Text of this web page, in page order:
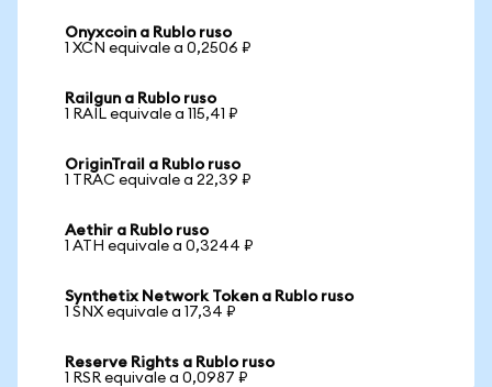
Onyxcoin a Rublo ruso
1 XCN equivale a 0,2506 ₽
Railgun a Rublo ruso
1 RAIL equivale a 115,41 ₽
OriginTrail a Rublo ruso
1 TRAC equivale a 22,39 ₽
Aethir a Rublo ruso
1 ATH equivale a 0,3244 ₽
Synthetix Network Token a Rublo ruso
1 SNX equivale a 17,34 ₽
Reserve Rights a Rublo ruso
1 RSR equivale a 0,0987 ₽